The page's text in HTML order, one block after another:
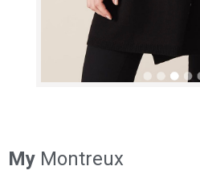
My Montreux